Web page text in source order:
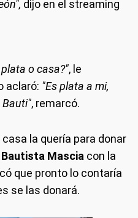
dijo en el streaming
o casa?", le
aclaró: "Es plata a mi,
Bauti", remarcó.
la quería para donar
Bautista Mascia con la
que pronto lo contaría
se las donará.